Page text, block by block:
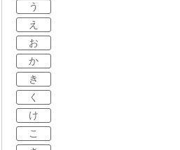
う
え
お
か
き
く
け
こ